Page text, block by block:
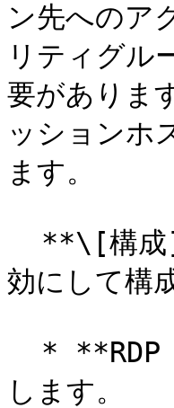
ン先へのア
リティグル
要がありま
ッションホ
ます。
効にして構
します。